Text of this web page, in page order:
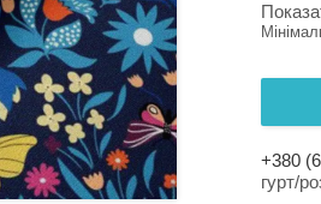
+380
гурт/